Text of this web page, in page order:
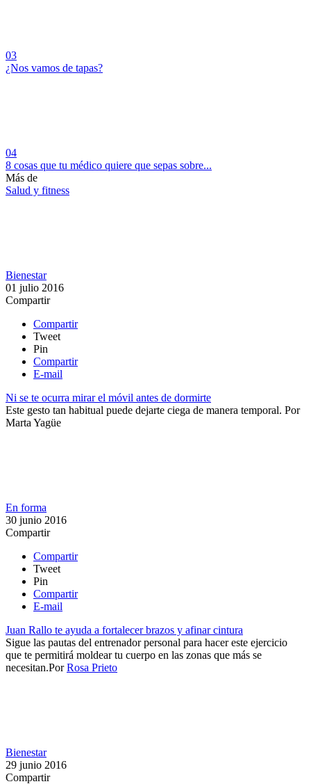
03
¿Nos vamos de tapas?
04
​8 cosas que tu médico quiere que sepas sobre...
Más de
Salud y fitness
Bienestar
01 julio 2016
Compartir
Compartir
Tweet
Pin
Compartir
E-mail
Ni se te ocurra mirar el móvil antes de dormirte
Este gesto tan habitual puede dejarte ciega de manera temporal. Por
Marta Yagüe
En forma
30 junio 2016
Compartir
Compartir
Tweet
Pin
Compartir
E-mail
Juan Rallo te ayuda a fortalecer brazos y afinar cintura
Sigue las pautas del entrenador personal para hacer este ejercicio
que te permitirá moldear tu cuerpo en las zonas que más se
necesitan.​​PorRosa Prieto
Bienestar
29 junio 2016
Compartir